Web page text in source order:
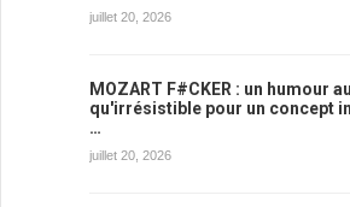
juillet 20, 2026
MOZART F#CKER : un humour
qu'irrésistible pour un concept
…
juillet 20, 2026